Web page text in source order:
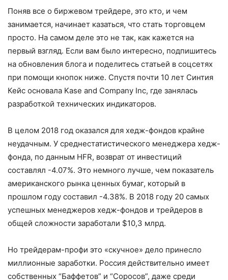
Поняв все о биржевом трейдере, это кто, и чем
занимается, начинает казаться, что стать торговцем
просто. На самом деле это не так, как кажется на
первый взгляд. Если вам было интересно, подпишитесь
на обновления блога и поделитесь статьей в соцсетях
при помощи кнопок ниже. Спустя почти 10 лет Синтия
Кейс основала Kase and Company Inc, где занялась
разработкой технических индикаторов.
В целом 2018 год оказался для хедж-фондов крайне
неудачным. У среднестатистического менеджера хедж-
фонда, по данным HFR, возврат от инвестиций
составлял -4.07%. Это немного лучше, чем показатель
американского рынка ценных бумаг, который в
прошлом году составил -4.38%. В 2018 году 20 самых
успешных менеджеров хедж-фондов и трейдеров в
общей сложности заработали $10,3 млрд.
Но трейдерам-профи это «скучное» дело принесло
миллионные заработки. Россия действительно имеет
собственных “Баффетов” и “Соросов”, даже среди